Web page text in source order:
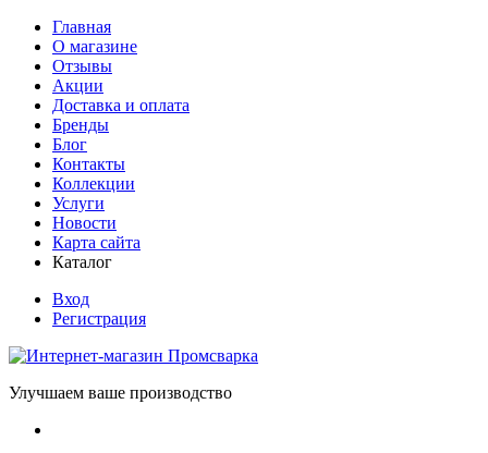
Главная
О магазине
Отзывы
Акции
Доставка и оплата
Бренды
Блог
Контакты
Коллекции
Услуги
Новости
Карта сайта
Каталог
Вход
Регистрация
Улучшаем ваше производство